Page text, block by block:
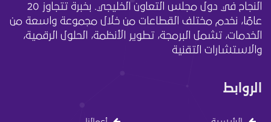
النجاح في دول مجلس التعاون الخليجي. بخبرة تتجاوز 20
عامًا، نخدم مختلف القطاعات من خلال مجموعة واسعة من
الخدمات، تشمل البرمجة، تطوير الأنظمة، الحلول الرقمية،
والاستشارات التقنية
الروابط